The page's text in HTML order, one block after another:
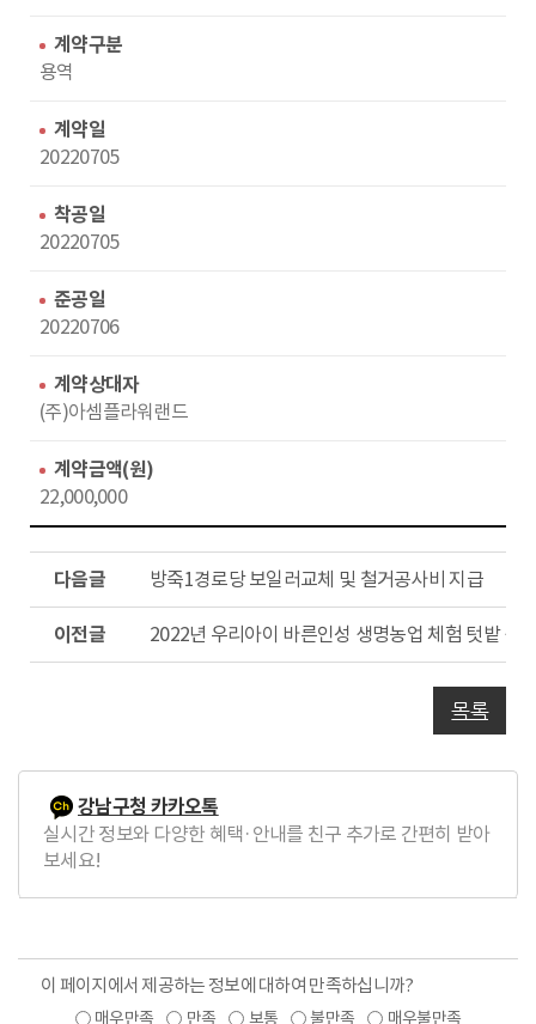
계약구분
용역
계약일
20220705
착공일
20220705
준공일
20220706
계약상대자
(주)아셈플라워랜드
계약금액(원)
22,000,000
글
방죽1경로당 보일러교체 및 철거공사비 지급
글
2022년 우리아이 바른인성 생명농업 체험 텃밭 생
목록
강남구청 카카오톡
실시간 정보와 다양한 혜택·안내를 친구 추가로 간편히 받아
보세요!
이 페이지에서 제공하는 정보에 대하여 만족하십니까?
매우만족 만족 보통 불만족 매우불만족